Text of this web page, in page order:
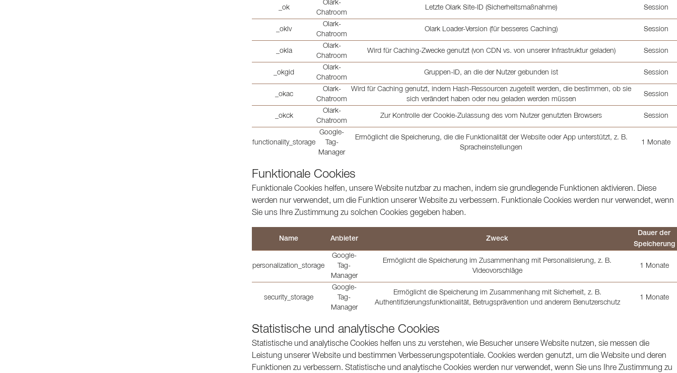
_ok
Olark-
Chatroom
Letzte Olark Site-ID (Sicherheitsmaßnahme) Session
_oklv
Olark-
Chatroom
Olark Loader-Version (für besseres Caching) Session
_okla
Olark-
Chatroom
Wird für Caching-Zwecke genutzt (von CDN vs. von unserer Infrastruktur geladen) Session
_okgid
Olark-
Chatroom
Gruppen-ID, an die der Nutzer gebunden ist Session
_okac
Olark-
Chatroom
Wird für Caching genutzt, indem Hash-Ressourcen zugeteilt werden, die bestimmen, ob sie
sich verändert haben oder neu geladen werden müssen
Session
_okck
Olark-
Chatroom
Zur Kontrolle der Cookie-Zulassung des vom Nutzer genutzten Browsers Session
functionality_storage
Google-
Tag-
Manager
Ermöglicht die Speicherung, die die Funktionalität der Website oder App unterstützt, z. B.
Spracheinstellungen
1 Monate
Funktionale Cookies
Funktionale Cookies helfen, unsere Website nutzbar zu machen, indem sie grundlegende Funktionen aktivieren. Diese
werden nur verwendet, um die Funktion unserer Website zu verbessern. Funktionale Cookies werden nur verwendet, wenn
Sie uns Ihre Zustimmung zu solchen Cookies gegeben haben.
Name Anbieter Zweck
Dauer der
Speicherung
personalization_storage
Google-
Tag-
Manager
Ermöglicht die Speicherung im Zusammenhang mit Personalisierung, z. B.
Videovorschläge
1 Monate
security_storage
Google-
Tag-
Manager
Ermöglicht die Speicherung im Zusammenhang mit Sicherheit, z. B.
Authentifizierungsfunktionalität, Betrugsprävention und anderem Benutzerschutz
1 Monate
Statistische und analytische Cookies
Statistische und analytische Cookies helfen uns zu verstehen, wie Besucher unsere Website nutzen, sie messen die
Leistung unserer Website und bestimmen Verbesserungspotentiale. Cookies werden genutzt, um die Website und deren
Funktionen zu verbessern. Statistische und analytische Cookies werden nur verwendet, wenn Sie uns Ihre Zustimmung zu